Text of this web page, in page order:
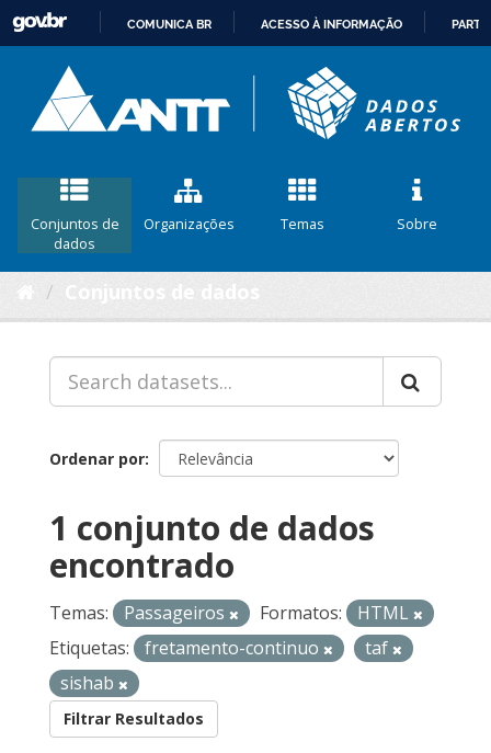
CONTEÚDO
COMUNICA BR ACESSO À INFORMAÇÃO
Conjuntos de
dados
Organizações Temas Sobre
Ordenar por
1 conjunto de dados
encontrado
Temas: Passageiros Formatos:
HTML
Etiquetas:
fretamento-continuo
taf
sishab
Filtrar Resultados